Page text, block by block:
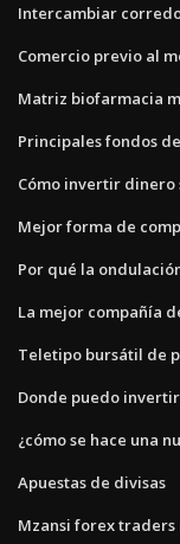
Intercambiar
Comercio previo al
Matriz biofarmacia
Principales fondos
Cómo invertir
Mejor forma de
Por qué la
La mejor compañía
Teletipo bursátil de
Donde puedo
¿cómo se hace una
Apuestas de divisas
Mzansi forex